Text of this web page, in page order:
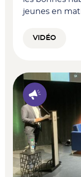
jeunes en
VIDÉO